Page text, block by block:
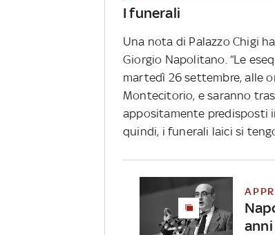
I funerali
Una nota di Palazzo Chigi
Giorgio Napolitano. “Le
martedì 26 settembre, alle
Montecitorio, e saranno
appositamente predisposti
quindi, i funerali laici si